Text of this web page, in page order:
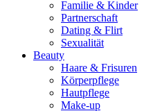
Familie & Kinder
Partnerschaft
Dating & Flirt
Sexualität
Beauty
Haare & Frisuren
Körperpflege
Hautpflege
Make-up